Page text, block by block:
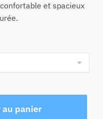
et spacieux
panier